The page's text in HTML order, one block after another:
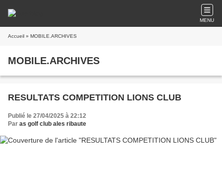
MENU
Accueil » MOBILE.ARCHIVES
MOBILE.ARCHIVES
RESULTATS COMPETITION LIONS CLUB
Publié le 27/04/2025 à 22:12
Par as golf club ales ribaute